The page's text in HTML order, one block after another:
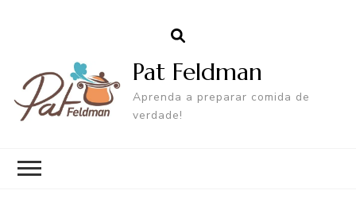
Pat Feldman
Aprenda a preparar comida de
verdade!